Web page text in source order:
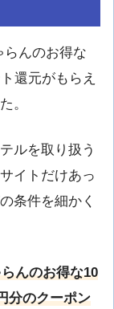
らんのお得な
還元がもらえ
。
ルを取り扱う
イトだけあっ
条件を細かく
んのお得な10
分のクーポン